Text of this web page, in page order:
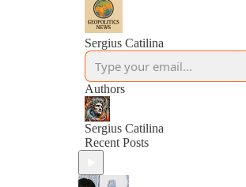
Sergius Catilina
Authors
Sergius Catilina
Recent Posts